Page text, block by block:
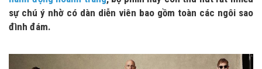
sự chú ý nhờ có dàn diễn viên bao gồm toàn các ngôi sao
đình đám.